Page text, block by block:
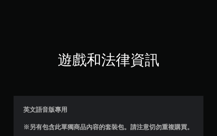
5
遊戲和法律資訊
英文語音版專用
※另有包含此單獨商品內容的套裝包。請注意切勿重複購買。